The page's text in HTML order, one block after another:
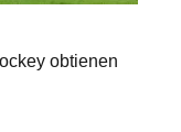
obtienen